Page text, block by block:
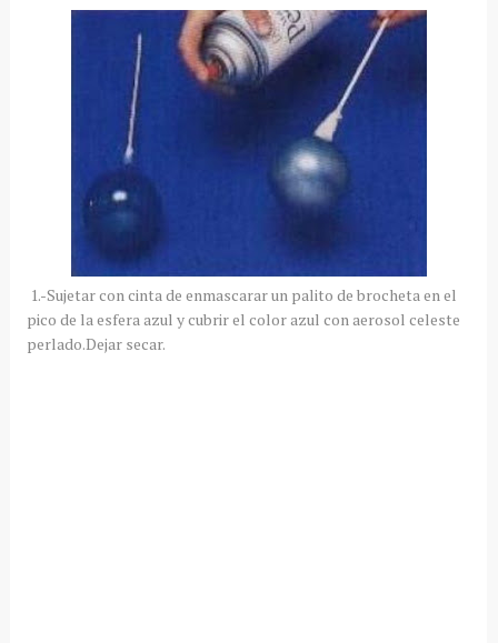
1.-Sujetar con cinta de enmascarar un palito de brocheta en el
pico de la esfera azul y cubrir el color azul con aerosol celeste
perlado.Dejar secar.